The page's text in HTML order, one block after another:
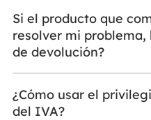
Si el producto que
resolver mi
de devolución?
¿Cómo usar el
del IVA?